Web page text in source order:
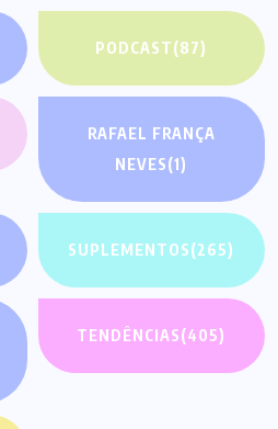
PODCAST(87)
RAFAEL FRANÇA
NEVES(1)
SUPLEMENTOS(265)
TENDÊNCIAS(405)